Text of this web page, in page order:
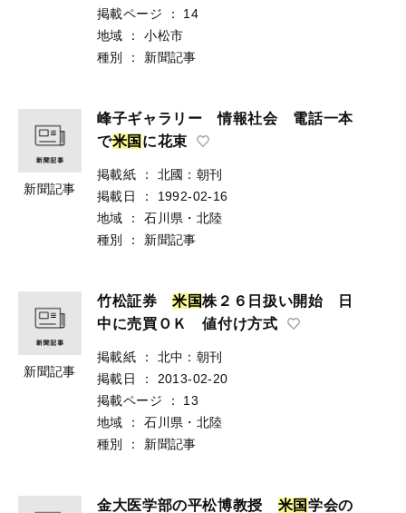
掲載ページ
：
14
地域
：
小松市
種別
： 新聞記事
新聞記事
峰子ギャラリー 情報社会 電話一本
で米国 に花束
掲載紙 ：
北國：朝刊
掲載日
：
1992-02-16
地域
：
石川県・北陸
種別
： 新聞記事
新聞記事
竹松証券米 国株２６日扱い開始 日
中に売買ＯＫ 値付け方式
掲載紙 ：
北中：朝刊
掲載日
：
2013-02-20
掲載ページ
：
13
地域
：
石川県・北陸
種別
： 新聞記事
金大医学部の平松博教授 米国学会の